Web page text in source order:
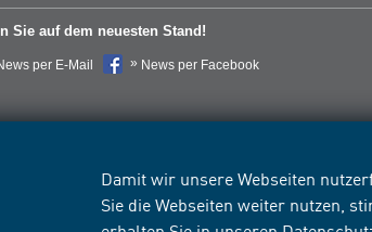
Damit wir unsere Webseiten
Sie die Webseiten weiter nutzen,
Sie auf dem neuesten Stand!
per E-Mail News per Facebook